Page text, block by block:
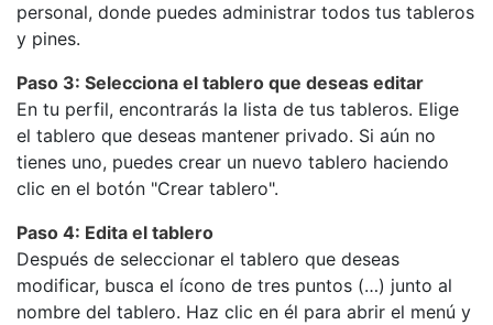
personal, donde puedes administrar todos tus tableros
y pines.
Paso 3: Selecciona el tablero que deseas editar
En tu perfil, encontrarás la lista de tus tableros. Elige
el tablero que deseas mantener privado. Si aún no
tienes uno, puedes crear un nuevo tablero haciendo
clic en el botón "Crear tablero".
Paso 4: Edita el tablero
Después de seleccionar el tablero que deseas
modificar, busca el ícono de tres puntos (…) junto al
nombre del tablero. Haz clic en él para abrir el menú y